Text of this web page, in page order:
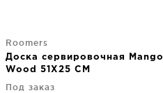
Roomers
Доска сервировочная Mango
Wood 51X25 CM
Под заказ